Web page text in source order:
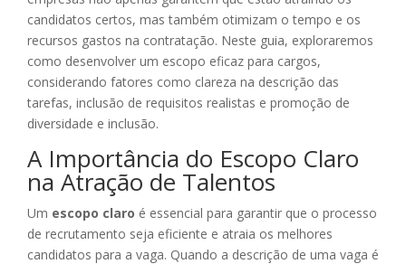
candidatos certos, mas também otimizam o tempo e os
recursos gastos na contratação. Neste guia, exploraremos
como desenvolver um escopo eficaz para cargos,
considerando fatores como clareza na descrição das
tarefas, inclusão de requisitos realistas e promoção de
diversidade e inclusão.
A Importância do Escopo Claro
na Atração de Talentos
Um escopo claro é essencial para garantir que o processo
de recrutamento seja eficiente e atraia os melhores
candidatos para a vaga. Quando a descrição de uma vaga é